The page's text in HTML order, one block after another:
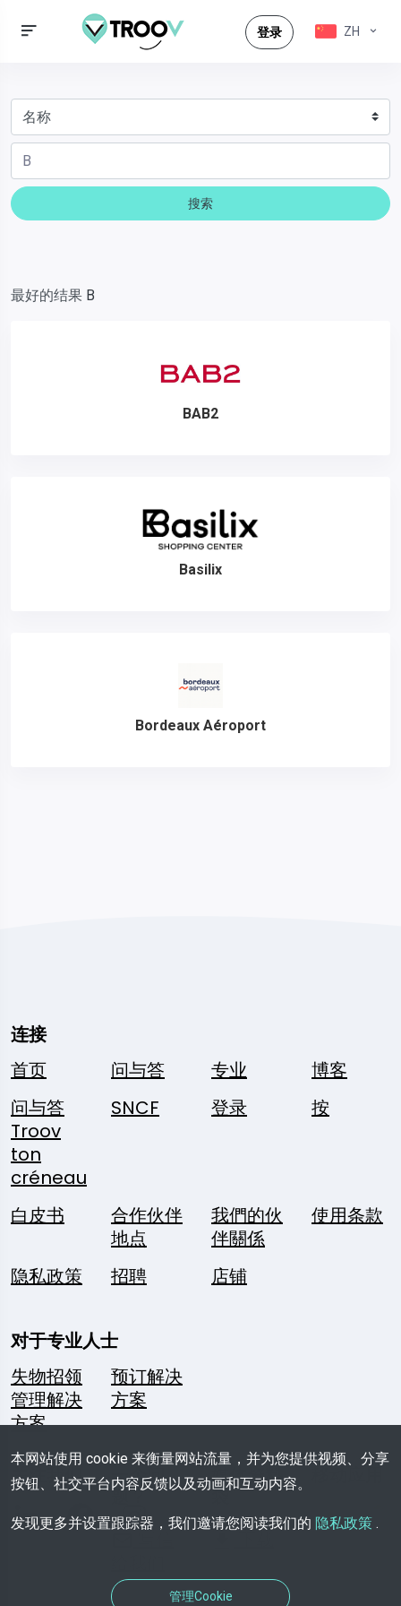
登录 ZH
搜索
最好的结果 B
BAB2
Basilix
Bordeaux Aéroport
连接
首页
问与答 专业
博客
问与答
Troov
ton
créneau
SNCF 登录 按
白皮书
合作伙伴
地点
我們的伙
伴關係
使用条款
隐私政策 招聘 店铺
对于专业人士
失物招领
管理解决
方案
预订解决
方案
关注我们
一个问
题？
媒体资料
袋
本网站使用 cookie 来衡量网站流量，并为您提供视频、分享
按钮、社交平台内容反馈以及动画和互动内容。
发现更多并设置跟踪器，我们邀请您阅读我们的 隐私政策 .
管理Cookie